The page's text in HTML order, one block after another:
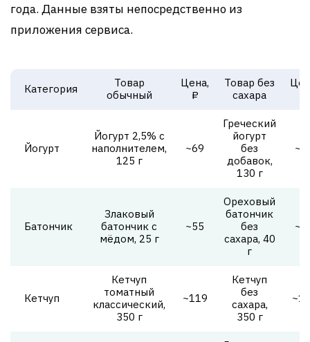
года. Данные взяты непосредственно из
приложения сервиса.
Категория
Товар
обычный
Цена,
₽
Товар без
сахара
Йогурт
Йогурт 2,5% с
наполнителем,
125 г
~69
Греческий
йогурт
без
добавок,
130 г
Батончик
Злаковый
батончик с
мёдом, 25 г
~55
Ореховый
батончик
без
сахара, 40
г
Кетчуп
Кетчуп
томатный
классический,
350 г
~119
Кетчуп
без
сахара,
350 г